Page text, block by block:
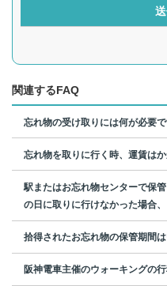
関連するFAQ
忘れ物の受け取りには何が必要
忘れ物を取りに行く時、運賃は
駅またはお忘れ物センターで保
の日に取りに行けなかった場合
拾得されたお忘れ物の保管期間
阪神電車主催のウォーキングの